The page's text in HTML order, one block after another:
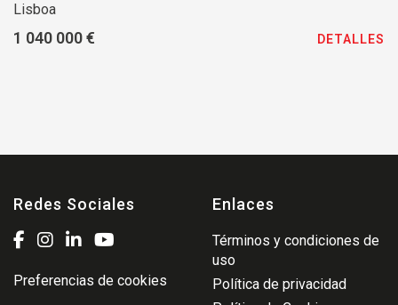
Lisboa
1 040 000 € DETALLES
Redes Sociales
Preferencias de cookies
Enlaces
Términos y condiciones de
uso
Política de privacidad